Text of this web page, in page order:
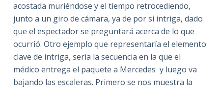
acostada muriéndose y el tiempo retrocediendo,
junto a un giro de cámara, ya de por si intriga, dado
que el espectador se preguntará acerca de lo que
ocurrió. Otro ejemplo que representaría el elemento
clave de intriga, sería la secuencia en la que el
médico entrega el paquete a Mercedes y luego va
bajando las escaleras. Primero se nos muestra la